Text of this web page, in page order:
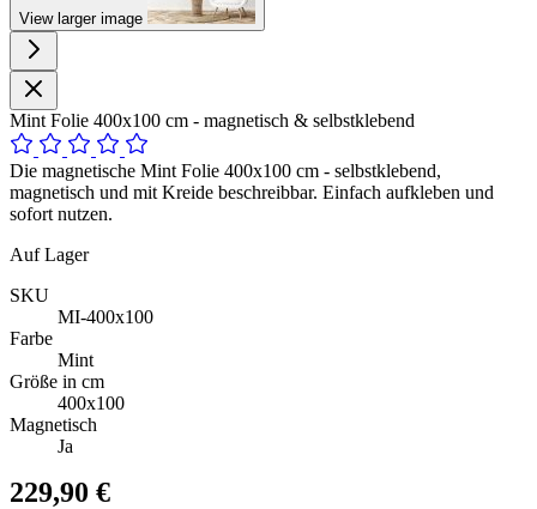
View larger image
Mint Folie 400x100 cm - magnetisch & selbstklebend
Die magnetische Mint Folie 400x100 cm - selbstklebend,
magnetisch und mit Kreide beschreibbar. Einfach aufkleben und
sofort nutzen.
Auf Lager
SKU
MI-400x100
Farbe
Mint
Größe in cm
400x100
Magnetisch
Ja
229,90 €